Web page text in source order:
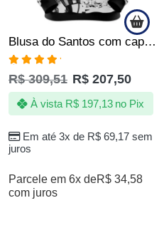
Blusa do Santos com capuz – Time da Vila – Produto Oficial – Masculino
Avaliação
5.00de 5
R$309,51 R$ 207,50
Em até 3x de R$69,17sem
juros
À vista R$197,13 no Pix
Parcele em 6x deR$ 34,58
com juros